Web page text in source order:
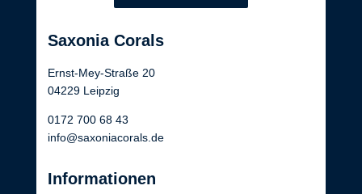
Saxonia Corals
Ernst-Mey-Straße 20
04229 Leipzig
0172 700 68 43
info@saxoniacorals.de
Informationen